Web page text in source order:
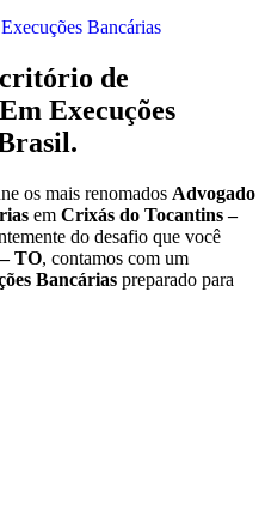
Bancárias
de
Execuções
os mais renomados Advogado
em Crixás do Tocantins –
do desafio que você
TO, contamos com um
Bancárias preparado para